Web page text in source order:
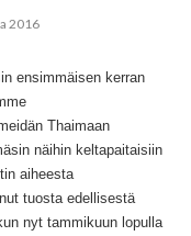
2016
ensimmäisen kerran
Thaimaan
näihin keltapaitaisiin
aiheesta
tuosta edellisestä
nyt tammikuun lopulla